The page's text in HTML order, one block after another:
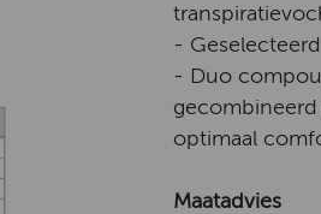
-
- Duo
optimaal
Maatadvies